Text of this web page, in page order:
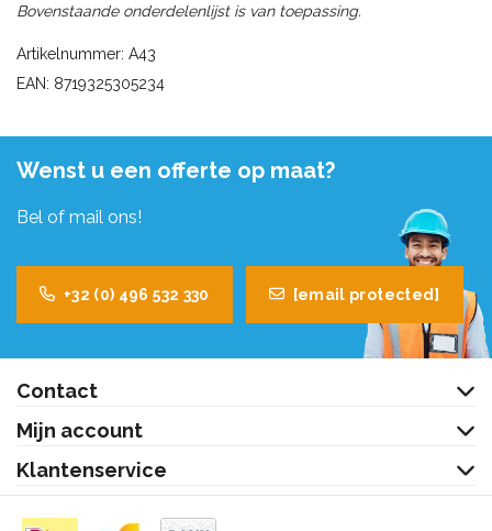
Bovenstaande onderdelenlijst is van toepassing.
Artikelnummer: A43
EAN: 8719325305234
Wenst u een offerte op maat?
Bel of mail ons!
+32 (0) 496 532 330 [email protected]
Contact
Mijn account
Klantenservice